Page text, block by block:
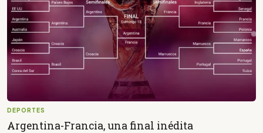
DEPORTES
Argentina-Francia, una final inédita